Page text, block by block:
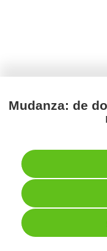
Mudanza: de